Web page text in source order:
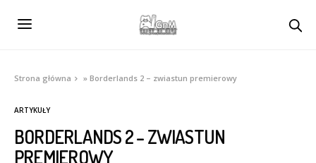
Strona główna »Borderlands 2 – zwiastun premierowy
ARTYKUŁY
BORDERLANDS 2 – ZWIASTUN
PREMIEROWY